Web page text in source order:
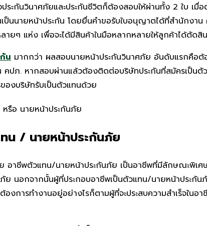
ระกันวินาศภัยและประกันชีวิตก็ต้องสอบให้ผ่านทั้ง 2 ใบ เ
นนายหน้าประกัน โดยยื่นคำขอรับใบอนุญาตได้ที่สำนักงา
ยๆ แห่ง เพื่อจะได้มีสินค้าในมือหลากหลายให้ลูกค้าได้ตัดสิ
น มากกว่า ผลสอบนายหน้าประกันวินาศภัย อันดับแรกคือต้
ปภ. หากสอบผ่านแล้วต้องติดต่อบริษัทประกันที่สมัครเป็นตั
งบริษัทรับเป็นตัวแทนด้วย
น / นายหน้าประกันภัย
าชีพตัวแทน/นายหน้าประกันภัย เป็นอาชีพที่มีลักษณะพิเศ
ย นอกจากนั้นผู้ที่ประกอบอาชีพเป็นตัวแทน/นายหน้าประกั
องการทำงานอยู่อย่างไรก็ตามผู้ที่จะประสบความสำเร็จ